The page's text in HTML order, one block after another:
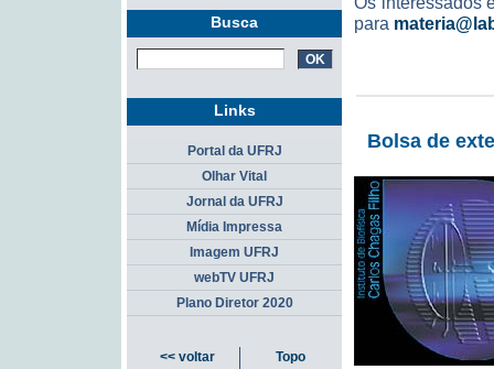
para
Bolsa de
Busca
Links
Portal da UFRJ
Olhar Vital
Jornal da UFRJ
Mídia Impressa
Imagem UFRJ
webTV UFRJ
Plano Diretor 2020
<< voltar Topo